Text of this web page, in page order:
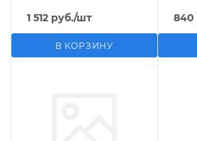
1 512 руб./шт
В КОРЗИНУ
840